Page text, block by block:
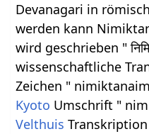
Devanagari in
werden kann
wird geschrieben "
wissenschaftliche
Zeichen "
Kyoto Umschrift "
Velthuis